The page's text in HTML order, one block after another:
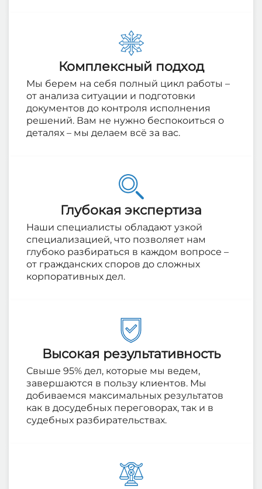
Комплексный подход
Мы берем на себя полный цикл работы –
от анализа ситуации и подготовки
документов до контроля исполнения
решений. Вам не нужно беспокоиться о
деталях – мы делаем всё за вас.
Глубокая экспертиза
Наши специалисты обладают узкой
специализацией, что позволяет нам
глубоко разбираться в каждом вопросе –
от гражданских споров до сложных
корпоративных дел.
Высокая результативность
Свыше 95% дел, которые мы ведем,
завершаются в пользу клиентов. Мы
добиваемся максимальных результатов
как в досудебных переговорах, так и в
судебных разбирательствах.